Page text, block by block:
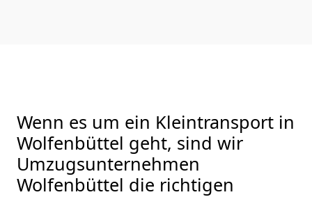
Wenn es um ein Kleintransport in
Wolfenbüttel geht, sind wir
Umzugsunternehmen
Wolfenbüttel die richtigen